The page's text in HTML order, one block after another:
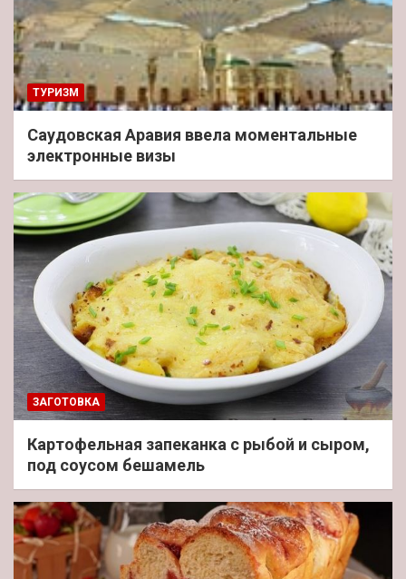
ТУРИЗМ
Саудовская Аравия ввела моментальные
электронные визы
ЗАГОТОВКА
Картофельная запеканка с рыбой и сыром,
под соусом бешамель